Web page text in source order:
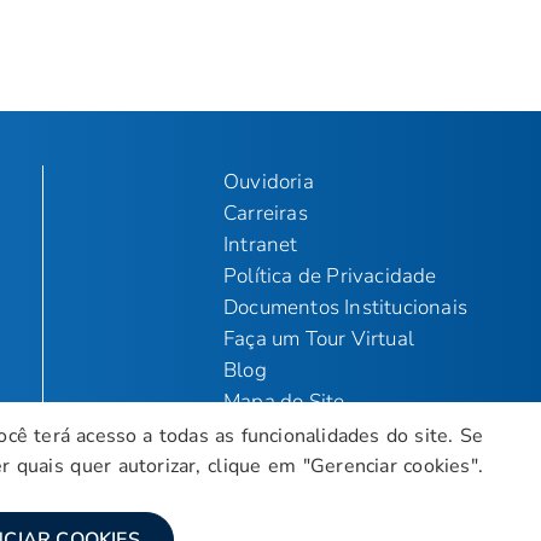
terá acesso a todas as funcionalidades do site. Se
quer autorizar, clique em "Gerenciar cookies".
Ouvidoria
Carreiras
Intranet
Política de Privacidade
Documentos Institucionais
Faça um Tour Virtual
Blog
Mapa do Site
Fale conosco